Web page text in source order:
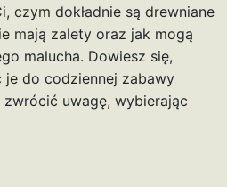
czym dokładnie są drewniane
mają zalety oraz jak mogą
malucha. Dowiesz się,
do codziennej zabawy
uwagę, wybierając